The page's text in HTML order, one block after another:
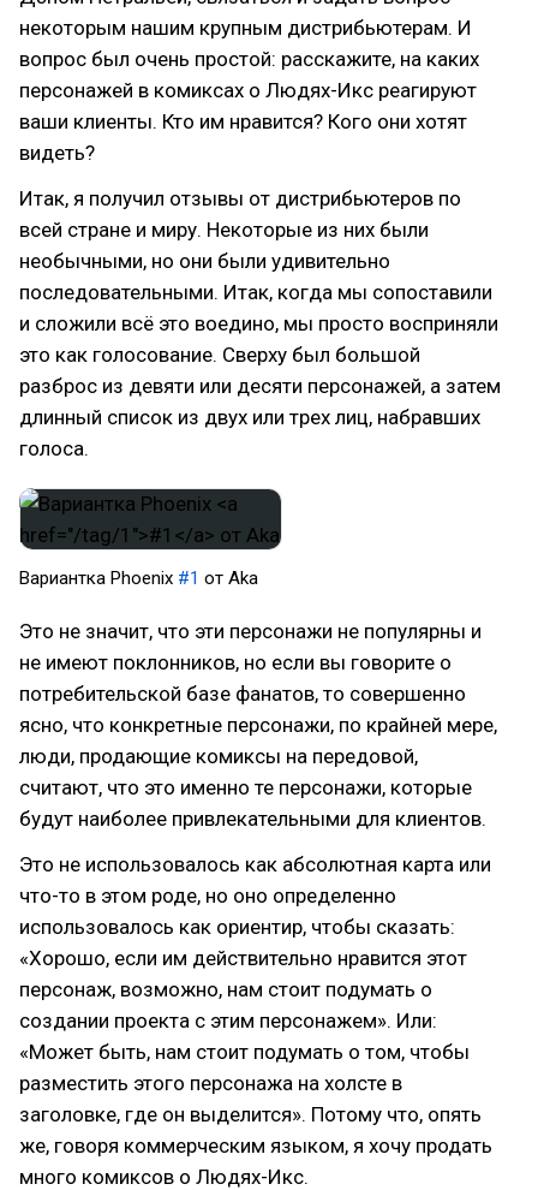
некоторым нашим крупным дистрибьютерам. И
вопрос был очень простой: расскажите, на каких
персонажей в комиксах о Людях-Икс реагируют
ваши клиенты. Кто им нравится? Кого они хотят
видеть?
Итак, я получил отзывы от дистрибьютеров по
всей стране и миру. Некоторые из них были
необычными, но они были удивительно
последовательными. Итак, когда мы сопоставили
и сложили всё это воедино, мы просто восприняли
это как голосование. Сверху был большой
разброс из девяти или десяти персонажей, а затем
длинный список из двух или трех лиц, набравших
голоса.
Вариантка Phoenix #1 от Aka
Это не значит, что эти персонажи не популярны и
не имеют поклонников, но если вы говорите о
потребительской базе фанатов, то совершенно
ясно, что конкретные персонажи, по крайней мере,
люди, продающие комиксы на передовой,
считают, что это именно те персонажи, которые
будут наиболее привлекательными для клиентов.
Это не использовалось как абсолютная карта или
что-то в этом роде, но оно определенно
использовалось как ориентир, чтобы сказать:
«Хорошо, если им действительно нравится этот
персонаж, возможно, нам стоит подумать о
создании проекта с этим персонажем». Или:
«Может быть, нам стоит подумать о том, чтобы
разместить этого персонажа на холсте в
заголовке, где он выделится». Потому что, опять
же, говоря коммерческим языком, я хочу продать
много комиксов о Людях-Икс.